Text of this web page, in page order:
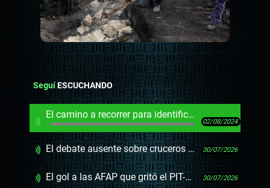
SeguíESCUCHANDO
El camino a recorrer para identificación de nuevos restos hallados en el Batallón 14
02/08/2024
El debate ausente sobre cruceros y el mareo de las cifras oficiales 30/07/2026
El gol a las AFAP que gritó el PIT-CNT y anuló el VAR 30/07/2026